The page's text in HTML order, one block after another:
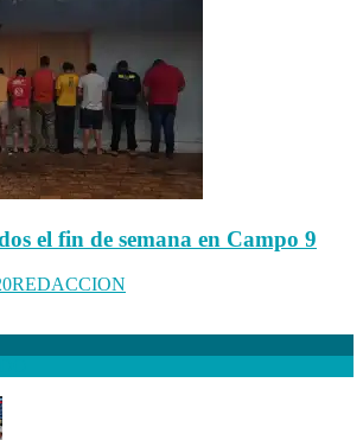
el fin de semana en Campo 9
REDACCION